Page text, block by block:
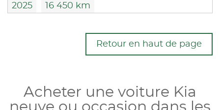
2025 16 450 km
Retour en haut de page
Acheter une voiture Kia
neuve ou occasion dans les